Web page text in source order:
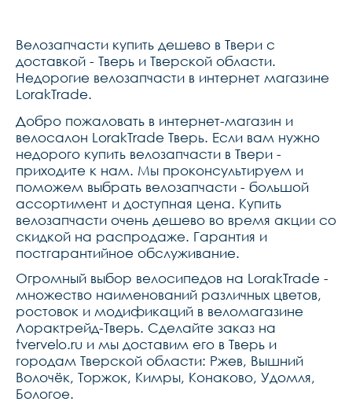
Велозапчасти купить дешево в Твери с
доставкой - Тверь и Тверской области.
Недорогие велозапчасти в интернет магазине
LorakTrade.
Добро пожаловать в интернет-магазин и
велосалон LorakTrade Тверь. Если вам нужно
недорого купить велозапчасти в Твери -
приходите к нам. Мы проконсультируем и
поможем выбрать велозапчасти - большой
ассортимент и доступная цена. Купить
велозапчасти очень дешево во время акции со
скидкой на распродаже. Гарантия и
постгарантийное обслуживание.
Огромный выбор велосипедов на LorakTrade -
множество наименований различных цветов,
ростовок и модификаций в веломагазине
Лорактрейд-Тверь. Сделайте заказ на
tvervelo.ru и мы доставим его в Тверь и
городам Тверской области: Ржев, Вышний
Волочёк, Торжок, Кимры, Конаково, Удомля,
Бологое.